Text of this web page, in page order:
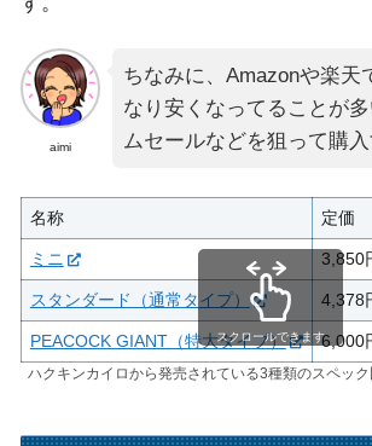
aimi
ちなみに、Amazonや楽天
なり安くなってることが
ムセールなどを狙って購
名称 定価
ミニ 3,850
スタンダード（通常タイプ） 4,378
PEACOCK GIANT（特大タイプ） 6,000
スクロールできます
ハクキンカイロから発売されている3種類のスペック